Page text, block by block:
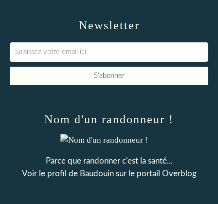
Newsletter
Nom d'un randonneur !
Parce que randonner c'est la santé...
Voir le profil de Baudouinsur le portail Overblog